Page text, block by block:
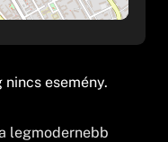
nincs esemény.
legmodernebb